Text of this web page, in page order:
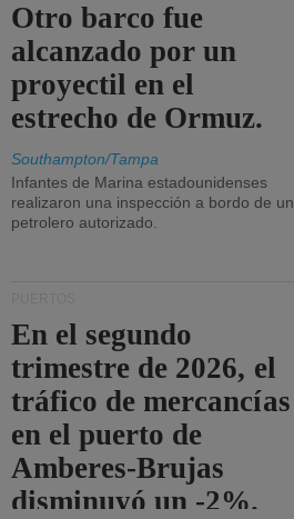
Otro barco fue
alcanzado por un
proyectil en el
estrecho de Ormuz.
Southampton/Tampa
Infantes de Marina estadounidenses
realizaron una inspección a bordo de un
petrolero autorizado.
En el segundo
trimestre de 2026, el
tráfico de mercancías
en el puerto de
Amberes-Brujas
disminuyó un -2%.